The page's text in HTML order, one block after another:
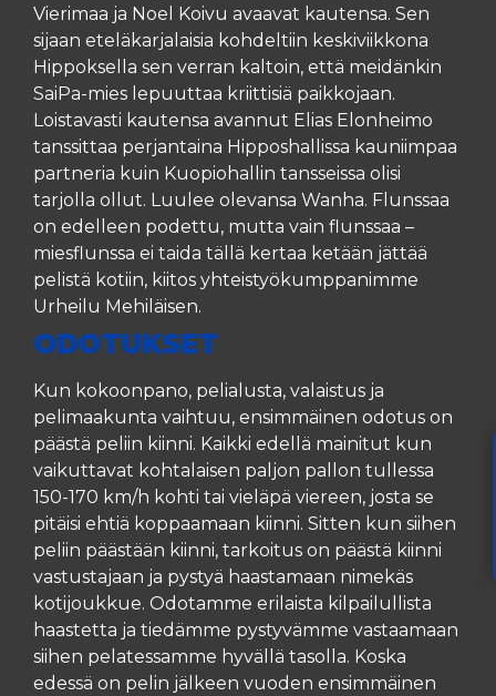
Vierimaa ja Noel Koivu avaavat kautensa. Sen
sijaan eteläkarjalaisia kohdeltiin keskiviikkona
Hippoksella sen verran kaltoin, että meidänkin
SaiPa-mies lepuuttaa kriittisiä paikkojaan.
Loistavasti kautensa avannut Elias Elonheimo
tanssittaa perjantaina Hipposhallissa kauniimpaa
partneria kuin Kuopiohallin tansseissa olisi
tarjolla ollut. Luulee olevansa Wanha. Flunssaa
on edelleen podettu, mutta vain flunssaa –
miesflunssa ei taida tällä kertaa ketään jättää
pelistä kotiin, kiitos yhteistyökumppanimme
Urheilu Mehiläisen.
ODOTUKSET
Kun kokoonpano, pelialusta, valaistus ja
pelimaakunta vaihtuu, ensimmäinen odotus on
päästä peliin kiinni. Kaikki edellä mainitut kun
vaikuttavat kohtalaisen paljon pallon tullessa
150-170 km/h kohti tai vieläpä viereen, josta se
pitäisi ehtiä koppaamaan kiinni. Sitten kun siihen
peliin päästään kiinni, tarkoitus on päästä kiinni
vastustajaan ja pystyä haastamaan nimekäs
kotijoukkue. Odotamme erilaista kilpailullista
haastetta ja tiedämme pystyvämme vastaamaan
siihen pelatessamme hyvällä tasolla. Koska
edessä on pelin jälkeen vuoden ensimmäinen